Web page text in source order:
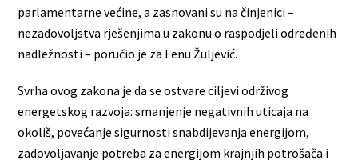
parlamentarne većine, a zasnovani su na činjenici –
nezadovoljstva rješenjima u zakonu o raspodjeli određenih
nadležnosti – poručio je za Fenu Žuljević.
Svrha ovog zakona je da se ostvare ciljevi održivog
energetskog razvoja: smanjenje negativnih uticaja na
okoliš, povećanje sigurnosti snabdijevanja energijom,
zadovoljavanje potreba za energijom krajnjih potrošača i